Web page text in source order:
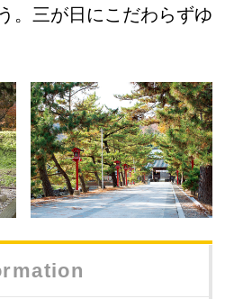
。三が日にこだわらずゆ